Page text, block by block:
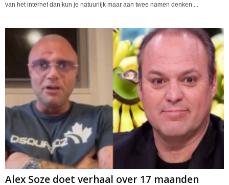
van het internet dan kun je natuurlijk maar aan twee namen denken....
Alex Soze doet verhaal over 17 maanden